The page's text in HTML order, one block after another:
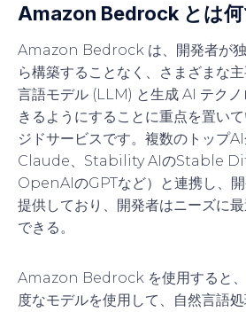
Amazon Bedrock とは
Amazon Bedrock は、開発者が独
ら構築することなく、さまざまな
言語モデル (LLM) と生成 AI テク
きるようにすることに重点を置い
ジドサービスです。複数のトッ
Claude、Stability AIのStable
OpenAIのGPTなど）と連携し、
提供しており、開発者はニーズに
できる。
Amazon Bedrock を使用すると、
度なモデルを使用して、自然言語